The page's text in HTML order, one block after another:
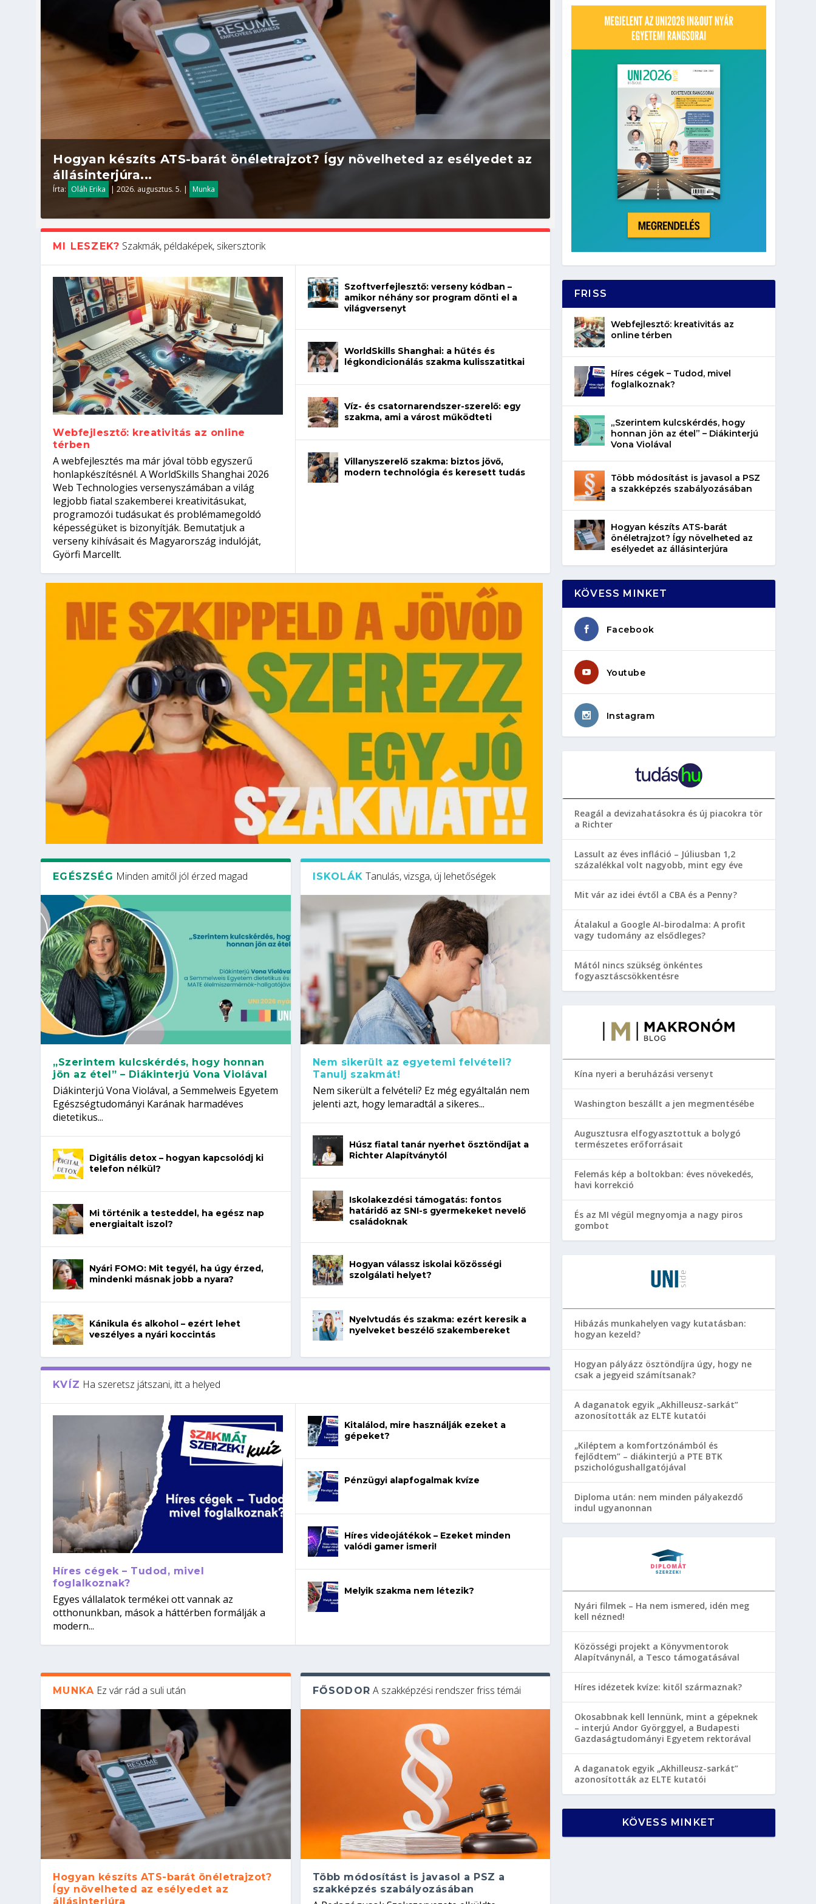
Hogyan készíts ATS-barát önéletrajzot? Így növelheted az esélyedet az
állásinterjúra...
Írta: Oláh Erika |2026. augusztus. 5. | Munka
Kitalálod, mire használják ezeket a gépeket?
Írta: Tóth Mónika |2026. augusztus. 4.| Kvíz
Nem sikerült az egyetemi felvételi? Tanulj szakmát!
Írta: Oláh Erika |2026. augusztus. 4.| Iskolák
Szoftverfejlesztő: verseny kódban – amikor néhány sor program dönti
el a világversenyt...
Írta: Szakmát Szerzek | 2026. augusztus. 3.| Mi leszek?
Digitális detox – hogyan kapcsolódj ki telefon nélkül?
Írta: Oláh Erika |2026. augusztus. 3.| Egészség
MI LESZEK? Szakmák, példaképek, sikersztorik
Webfejlesztő: kreativitás az online
térben
A webfejlesztés ma már jóval több egyszerű
honlapkészítésnél. A WorldSkills Shanghai 2026
Web Technologies versenyszámában a világ
legjobb fiatal szakemberei kreativitásukat,
programozói tudásukat és problémamegoldó
képességüket is bizonyítják. Bemutatjuk a
verseny kihívásait és Magyarország indulóját,
Györfi Marcellt.
Szoftverfejlesztő: verseny kódban –
amikor néhány sor program dönti el a
világversenyt
WorldSkills Shanghai: a hűtés és
légkondicionálás szakma kulisszatitkai
Víz- és csatornarendszer-szerelő: egy
szakma, ami a várost működteti
Villanyszerelő szakma: biztos jövő,
modern technológia és keresett tudás
EGÉSZSÉG Minden amitől jól érzed magad
„Szerintem kulcskérdés, hogy honnan
jön az étel” – Diákinterjú Vona Violával
Diákinterjú Vona Violával, a Semmelweis Egyetem
Egészségtudományi Karának harmadéves
dietetikus...
Digitális detox – hogyan kapcsolódj ki
telefon nélkül?
Mi történik a testeddel, ha egész nap
energiaitalt iszol?
Nyári FOMO: Mit tegyél, ha úgy érzed,
mindenki másnak jobb a nyara?
Kánikula és alkohol – ezért lehet
veszélyes a nyári koccintás
ISKOLÁK Tanulás, vizsga, új lehetőségek
Nem sikerült az egyetemi felvételi?
Tanulj szakmát!
Nem sikerült a felvételi? Ez még egyáltalán nem
jelenti azt, hogy lemaradtál a sikeres...
Húsz fiatal tanár nyerhet ösztöndíjat a
Richter Alapítványtól
Iskolakezdési támogatás: fontos
határidő az SNI-s gyermekeket nevelő
családoknak
Hogyan válassz iskolai közösségi
szolgálati helyet?
Nyelvtudás és szakma: ezért keresik a
nyelveket beszélő szakembereket
KVÍZ Ha szeretsz játszani, itt a helyed
Híres cégek – Tudod, mivel
foglalkoznak?
Egyes vállalatok termékei ott vannak az
otthonunkban, mások a háttérben formálják a
modern...
Kitalálod, mire használják ezeket a
gépeket?
Pénzügyi alapfogalmak kvíze
Híres videojátékok – Ezeket minden
valódi gamer ismeri!
Melyik szakma nem létezik?
MUNKA Ez vár rád a suli után
Hogyan készíts ATS-barát önéletrajzot?
Így növelheted az esélyedet az
állásinterjúra
FŐSODOR A szakképzési rendszer friss témái
Több módosítást is javasol a PSZ a
szakképzés szabályozásában
FRISS
Webfejlesztő: kreativitás az
online térben
Híres cégek – Tudod, mivel
foglalkoznak?
„Szerintem kulcskérdés, hogy
honnan jön az étel” – Diákinterjú
Vona Violával
Több módosítást is javasol a PSZ
a szakképzés szabályozásában
Hogyan készíts ATS-barát
önéletrajzot? Így növelheted az
esélyedet az állásinterjúra
KÖVESS MINKET
Facebook
Youtube
Instagram
Reagál a devizahatásokra és új piacokra tör
a Richter
Lassult az éves infláció – Júliusban 1,2
százalékkal volt nagyobb, mint egy éve
Mit vár az idei évtől a CBA és a Penny?
Átalakul a Google AI-birodalma: A profit
vagy tudomány az elsődleges?
Mától nincs szükség önkéntes
fogyasztáscsökkentésre
Kína nyeri a beruházási versenyt
Washington beszállt a jen megmentésébe
Augusztusra elfogyasztottuk a bolygó
természetes erőforrásait
Felemás kép a boltokban: éves növekedés,
havi korrekció
És az MI végül megnyomja a nagy piros
gombot
Hibázás munkahelyen vagy kutatásban:
hogyan kezeld?
Hogyan pályázz ösztöndíjra úgy, hogy ne
csak a jegyeid számítsanak?
A daganatok egyik „Akhilleusz-sarkát”
azonosították az ELTE kutatói
„Kiléptem a komfortzónámból és
fejlődtem” – diákinterjú a PTE BTK
pszichológushallgatójával
Diploma után: nem minden pályakezdő
indul ugyanonnan
Nyári filmek – Ha nem ismered, idén meg
kell nézned!
Közösségi projekt a Könyvmentorok
Alapítványnál, a Tesco támogatásával
Híres idézetek kvíze: kitől származnak?
Okosabbnak kell lennünk, mint a gépeknek
– interjú Andor Györggyel, a Budapesti
Gazdaságtudományi Egyetem rektorával
A daganatok egyik „Akhilleusz-sarkát”
azonosították az ELTE kutatói
KÖVESS MINKET